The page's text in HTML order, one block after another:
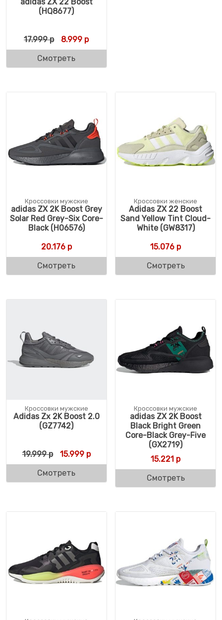
(HQ8677)
17.999р Первоначальная цена составляла 17.999
8.999 рТекущая цена: 8.999 р.
Смотреть
Кроссовки мужские
adidas ZX 2K Boost Grey
Solar Red Grey-Six Core-
Black (H06576)
20.176р
Смотреть
Кроссовки женские
Adidas ZX 22 Boost
Sand Yellow Tint Cloud-
White (GW8317)
15.076 р
Смотреть
Кроссовки мужские
Adidas Zx 2K Boost 2.0
(GZ7742)
19.999р Первоначальная цена составляла 19.999
15.999рТекущая цена: 15.999 р.
Смотреть
Кроссовки мужские
adidas ZX 2K Boost
Black Bright Green
Core-Black Grey-Five
(GX2719)
15.221 р
Смотреть